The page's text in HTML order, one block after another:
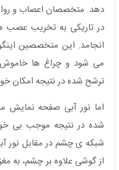
دهد. متخصصان اعصاب و
در تاریکی به تخریب عصب
انجامد. این متخصصین
می شود و چراغ ها خاموش
ترشح شده در نتیجه امکان
اما نور آبی صفحه
شده در نتیجه موجب بی
شبکه ی چشم در مقابل نور
از گوشی علاوه بر چشم، به